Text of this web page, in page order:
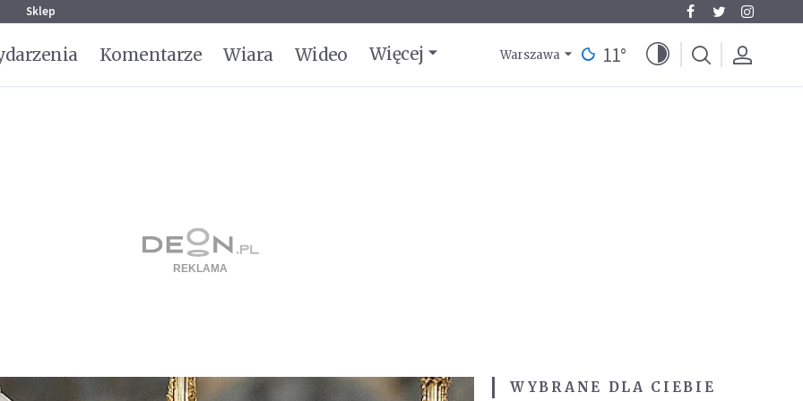
Sklep
Komentarze Wiara Wideo Więcej Warszawa 11°
WYBRANE DLA CIEBIE